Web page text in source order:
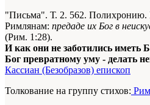
"Письма". Т. 2. 562. Полихронию.
Римлянам: предаде их Бог в
(Рим. 1:28).
И как они не заботились иметь
Бог превратному уму - делать
Кассиан (Безобразов) епископ
Толкование на группу стихов: